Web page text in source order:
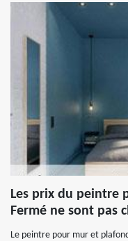
Les prix du peintre
Fermé ne sont pas
Le peintre pour mur et